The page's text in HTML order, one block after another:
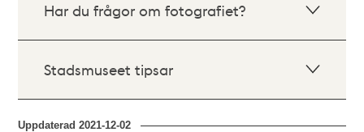
Har du frågor om fotografiet?
Stadsmuseet tipsar
Uppdaterad2021-12-02